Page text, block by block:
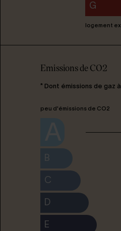
G
logement
Emissions de CO2
* Dont émissions de gaz
peu d'émissions de CO2
B
C
D
E